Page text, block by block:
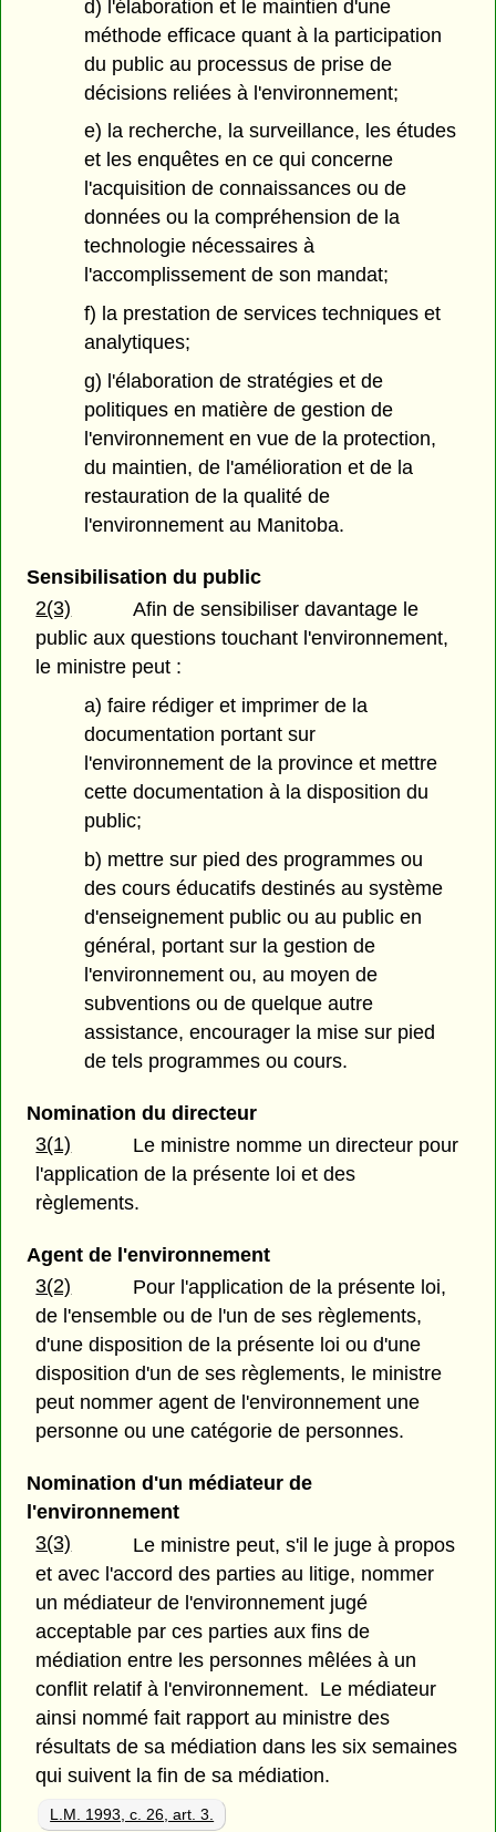
d) l'élaboration et le maintien d'une
méthode efficace quant à la participation
du public au processus de prise de
décisions reliées à l'environnement;
e) la recherche, la surveillance, les études
et les enquêtes en ce qui concerne
l'acquisition de connaissances ou de
données ou la compréhension de la
technologie nécessaires à
l'accomplissement de son mandat;
f) la prestation de services techniques et
analytiques;
g) l'élaboration de stratégies et de
politiques en matière de gestion de
l'environnement en vue de la protection,
du maintien, de l'amélioration et de la
restauration de la qualité de
l'environnement au Manitoba.
Sensibilisation du public
2(3)
Afin de sensibiliser davantage le
public aux questions touchant l'environnement,
le ministre peut :
a) faire rédiger et imprimer de la
documentation portant sur
l'environnement de la province et mettre
cette documentation à la disposition du
public;
b) mettre sur pied des programmes ou
des cours éducatifs destinés au système
d'enseignement public ou au public en
général, portant sur la gestion de
l'environnement ou, au moyen de
subventions ou de quelque autre
assistance, encourager la mise sur pied
de tels programmes ou cours.
Nomination du directeur
3(1)
Le ministre nomme un directeur pour
l'application de la présente loi et des
règlements.
Agent de l'environnement
3(2)
Pour l'application de la présente loi,
de l'ensemble ou de l'un de ses règlements,
d'une disposition de la présente loi ou d'une
disposition d'un de ses règlements, le ministre
peut nommer agent de l'environnement une
personne ou une catégorie de personnes.
Nomination d'un médiateur de
l'environnement
3(3)
Le ministre peut, s'il le juge à propos
et avec l'accord des parties au litige, nommer
un médiateur de l'environnement jugé
acceptable par ces parties aux fins de
médiation entre les personnes mêlées à un
conflit relatif à l'environnement. Le médiateur
ainsi nommé fait rapport au ministre des
résultats de sa médiation dans les six semaines
qui suivent la fin de sa médiation.
L.M. 1993, c. 26, art. 3.